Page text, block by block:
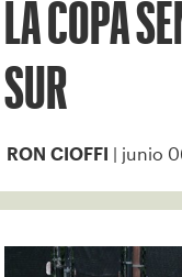
LA COPA
SUR
RON CIOFFI | junio